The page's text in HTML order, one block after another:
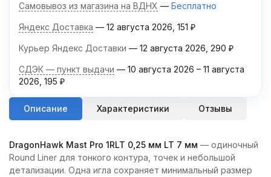
Самовывоз из магазина на ВДНХ Бесплатно
Яндекс Доставка 12 августа 2026 151 ₽
Курьер Яндекс Доставки 12 августа 2026 290 ₽
СДЭК — пункт выдачи 10 августа 2026 – 11 августа
2026 195 ₽
Описание Характеристики Отзывы
DragonHawk Mast Pro 1RLT 0,25 мм LT 7 мм — одиночный
Round Liner для тонкого контура, точек и небольшой
детализации. Одна игла сохраняет минимальный размер